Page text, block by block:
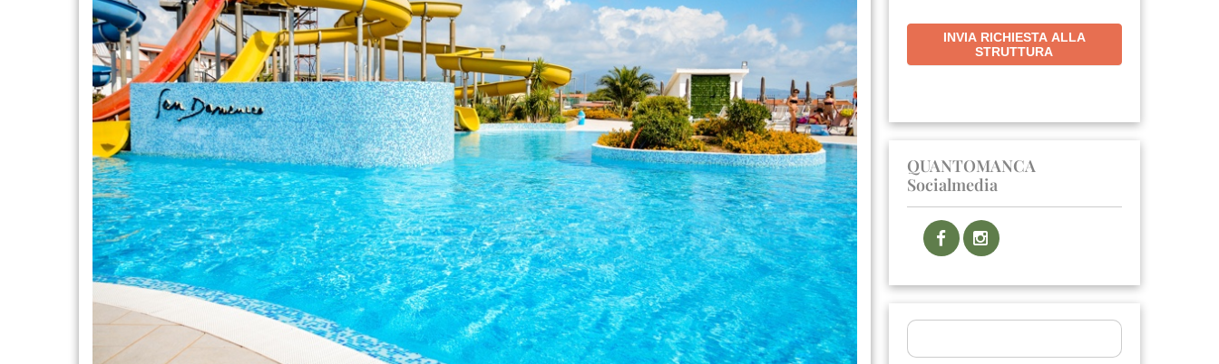
INVIA RICHIESTA ALLA
STRUTTURA
QUANTOMANCA
Socialmedia
Ricerca
per: